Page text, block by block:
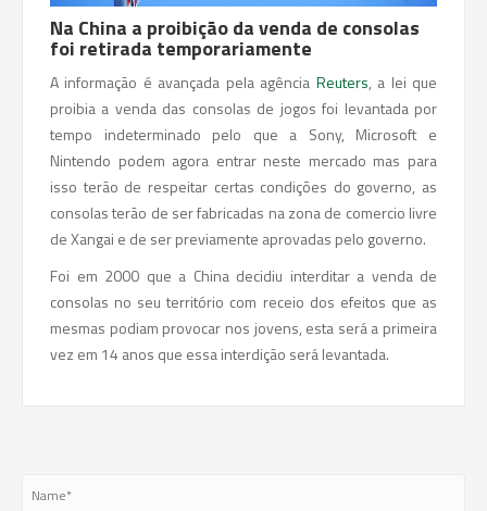
Na China a proibição da venda de consolas
foi retirada temporariamente
A informação é avançada pela agência Reuters, a lei que
proibia a venda das consolas de jogos foi levantada por
tempo indeterminado pelo que a Sony, Microsoft e
Nintendo podem agora entrar neste mercado mas para
isso terão de respeitar certas condições do governo, as
consolas terão de ser fabricadas na zona de comercio livre
de Xangai e de ser previamente aprovadas pelo governo.
Foi em 2000 que a China decidiu interditar a venda de
consolas no seu território com receio dos efeitos que as
mesmas podiam provocar nos jovens, esta será a primeira
vez em 14 anos que essa interdição será levantada.